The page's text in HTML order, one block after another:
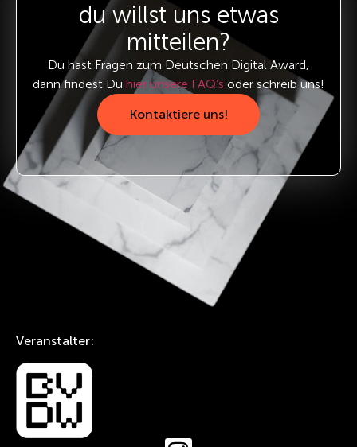
du willst uns etwas
mitteilen?
Du hast Fragen zum Deutschen Digital Award,
dann findest Du hier unsere FAQ’s oder schreib uns!
Kontaktiere uns!
Veranstalter: